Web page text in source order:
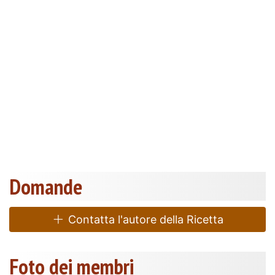
Domande
Contatta l'autore della Ricetta
Foto dei membri